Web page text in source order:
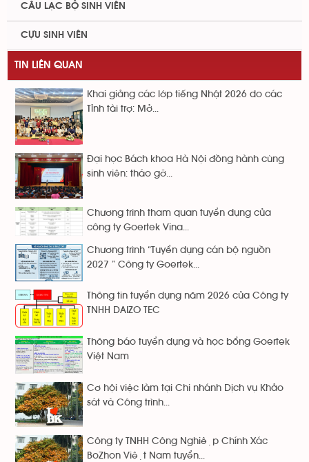
CÂU LẠC BỘ SINH VIÊN
CỰU SINH VIÊN
TIN LIÊN QUAN
Khai giảng các lớp tiếng Nhật 2026 do các
Tỉnh tài trợ: Mở...
Đại học Bách khoa Hà Nội đồng hành cùng
sinh viên: tháo gỡ...
Chương trình tham quan tuyển dụng của
công ty Goertek Vina...
Chương trình “Tuyển dụng cán bộ nguồn
2027 ” Công ty Goertek...
Thông tin tuyển dụng năm 2026 của Công ty
TNHH DAIZO TEC
Thông báo tuyển dụng và học bổng Goertek
Việt Nam
Cơ hội việc làm tại Chi nhánh Dịch vụ Khảo
sát và Công trình...
Công ty TNHH Công Nghiệp Chính Xác
BoZhon Việt Nam tuyển...